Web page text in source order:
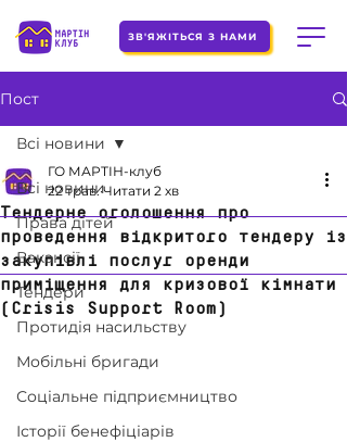
ЗВ'ЯЖІТЬСЯ З НАМИ
Пост
Всі новини
Права дітей
Вакансії
Тендери
Протидія насильству
Мобільні бригади
Соціальне підприємництво
Історії бенефіціарів
Всі новини
Тендерне оголошення про
проведення відкритого тендеру із
закупівлі послуг оренди
приміщення для кризової кімнати
(Crisis Support Room)
ГО МАРТІН-клуб
22 трав. Читати 2 хв